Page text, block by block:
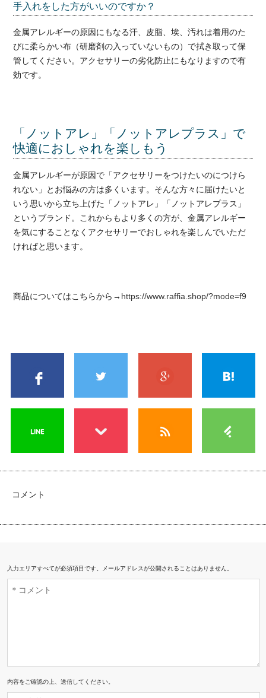
手入れをした方がいいのですか？
金属アレルギーの原因にもなる汗、皮脂、埃、汚れは着用のた
びに柔らかい布（研磨剤の入っていないもの）で拭き取って保
管してください。アクセサリーの劣化防止にもなりますので有
効です。
「ノットアレ」「ノットアレプラス」で
快適におしゃれを楽しもう
金属アレルギーが原因で「アクセサリーをつけたいのにつけら
れない」とお悩みの方は多くいます。そんな方々に届けたいと
いう思いから立ち上げた「ノットアレ」「ノットアレプラス」
というブランド。これからもより多くの方が、金属アレルギー
を気にすることなくアクセサリーでおしゃれを楽しんでいただ
ければと思います。
商品についてはこちらから→ https://www.raffia.shop/?mode=f9
コメント
入力エリアすべてが必須項目です。メールアドレスが公開されることはありません。
内容をご確認の上、送信してください。